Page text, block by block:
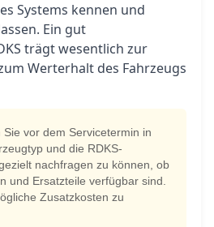
Systems kennen und
Ein gut
trägt wesentlich zur
Werterhalt des Fahrzeugs
vor dem Servicetermin in
und die RDKS-
nachfragen zu können, ob
und Ersatzteile verfügbar sind.
Zusatzkosten zu